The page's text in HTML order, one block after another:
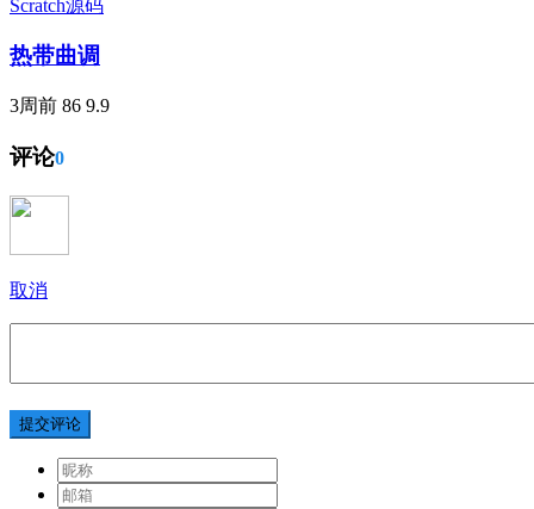
Scratch源码
热带曲调
3周前 86 9.9
评论0
取消
提交评论